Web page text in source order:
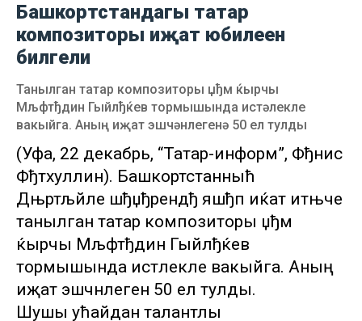
Башкортстандагы татар
композиторы иҗат юбилеен
билгели
Танылган татар композиторы џђм ќырчы
Мљфтђдин Гыйлђќев тормышында истәлекле
вакыйга. Аның иҗат эшчәнлегенә 50 ел тулды
(Уфа, 22 декабрь, “Татар-информ”, Фђнис
Фђтхуллин). Башкортстанныћ
Дњртљйле шђџђрендђ яшђп иќат итњче
танылган татар композиторы џђм
ќырчы Мљфтђдин Гыйлђќев
тормышында истәлекле вакыйга. Аның
иҗат эшчәнлегенә 50 ел тулды.
Шушы ућайдан талантлы